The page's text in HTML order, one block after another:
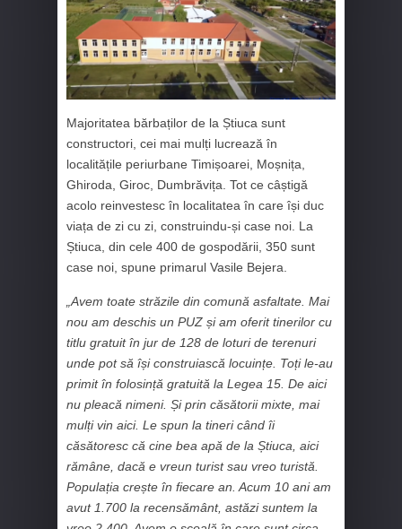
Majoritatea bărbaților de la Știuca sunt
constructori, cei mai mulți lucrează în
localitățile periurbane Timișoarei, Moșnița,
Ghiroda, Giroc, Dumbrăvița. Tot ce câștigă
acolo reinvestesc în localitatea în care își duc
viața de zi cu zi, construindu-și case noi. La
Știuca, din cele 400 de gospodării, 350 sunt
case noi, spune primarul Vasile Bejera.
„Avem toate străzile din comună asfaltate. Mai
nou am deschis un PUZ și am oferit tinerilor cu
titlu gratuit în jur de 128 de loturi de terenuri
unde pot să își construiască locuințe. Toți le-au
primit în folosință gratuită la Legea 15. De aici
nu pleacă nimeni. Și prin căsătorii mixte, mai
mulți vin aici. Le spun la tineri când îi
căsătoresc că cine bea apă de la Știuca, aici
rămâne, dacă e vreun turist sau vreo turistă.
Populația crește în fiecare an. Acum 10 ani am
avut 1.700 la recensământ, astăzi suntem la